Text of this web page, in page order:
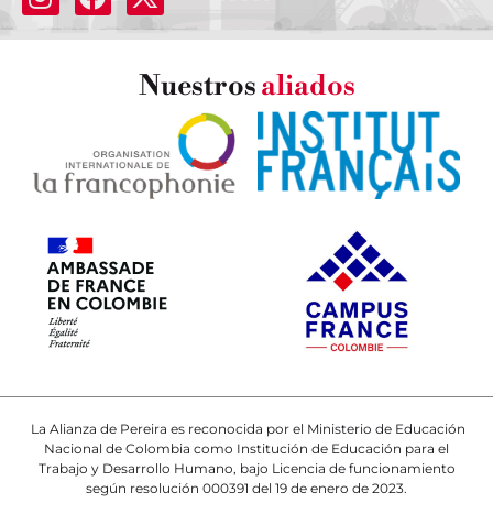
Nuestrosaliados
La Alianza de Pereira es reconocida por el Ministerio de Educación
Nacional de Colombia como Institución de Educación para el
Trabajo y Desarrollo Humano, bajo Licencia de funcionamiento
según resolución 000391 del 19 de enero de 2023.